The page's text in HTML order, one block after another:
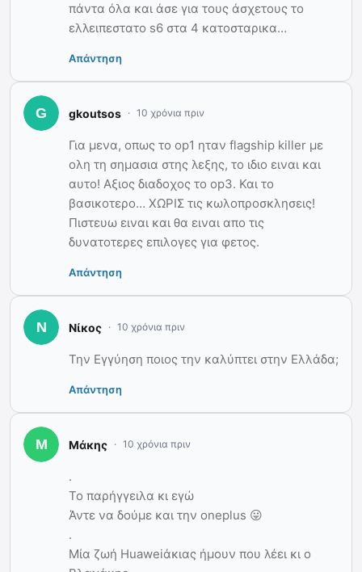
πάντα όλα και άσε για τους άσχετους το
ελλειπεστατο s6 στα 4 κατοσταρικα…
Απάντηση
gkoutsos 10 χρόνια πριν
Για μενα, οπως το op1 ηταν flagship killer με
ολη τη σημασια στης λεξης, το ιδιο ειναι και
αυτο! Αξιος διαδοχος το op3. Και το
βασικοτερο… ΧΩΡΙΣ τις κωλοπροσκλησεις!
Πιστευω ειναι και θα ειναι απο τις
δυνατοτερες επιλογες για φετος.
Απάντηση
Νίκος 10 χρόνια πριν
Την Εγγύηση ποιος την καλύπτει στην Ελλάδα;
Απάντηση
Μάκης 10 χρόνια πριν
.
Το παρήγγειλα κι εγώ
Άντε να δούμε και την oneplus 😛
.
Μία ζωή Huaweiάκιας ήμουν που λέει κι ο